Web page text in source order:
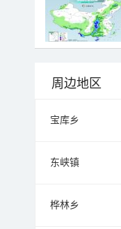
周边地区
宝库乡
东峡镇
桦林乡